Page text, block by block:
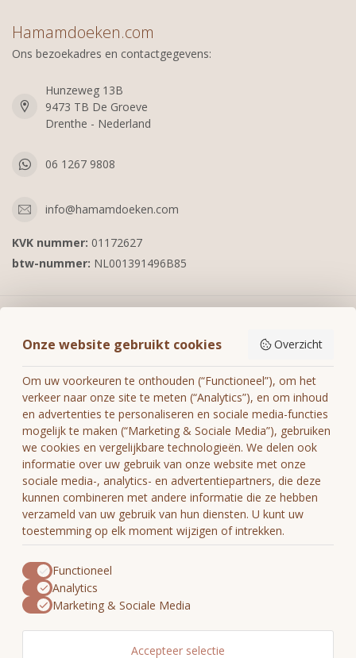
Hamamdoeken.com
Ons bezoekadres en contactgegevens:
Hunzeweg 13B
9473 TB De Groeve
Drenthe - Nederland
06 1267 9808
info@hamamdoeken.com
KVK nummer: 01172627
btw-nummer: NL001391496B85
€
Onze website gebruikt cookies Overzicht
Om uw voorkeuren te onthouden (“Functioneel”), om het
verkeer naar onze site te meten (“Analytics”), en om inhoud
en advertenties te personaliseren en sociale media-functies
mogelijk te maken (“Marketing & Sociale Media”), gebruiken
we cookies en vergelijkbare technologieën. We delen ook
informatie over uw gebruik van onze website met onze
sociale media-, analytics- en advertentiepartners, die deze
kunnen combineren met andere informatie die ze hebben
verzameld van uw gebruik van hun diensten. U kunt uw
toestemming op elk moment wijzigen of intrekken.
Functioneel
Analytics
Marketing & Sociale Media
Accepteer selectie